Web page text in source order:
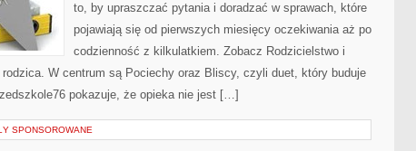
to, by upraszczać pytania i doradzać w sprawach, które
pojawiają się od pierwszych miesięcy oczekiwania aż po
codzienność z kilkulatkiem. Zobacz Rodzicielstwo i
W centrum są Pociechy oraz Bliscy, czyli duet, który buduje
pokazuje, że opieka nie jest […]
SPONSOROWANE